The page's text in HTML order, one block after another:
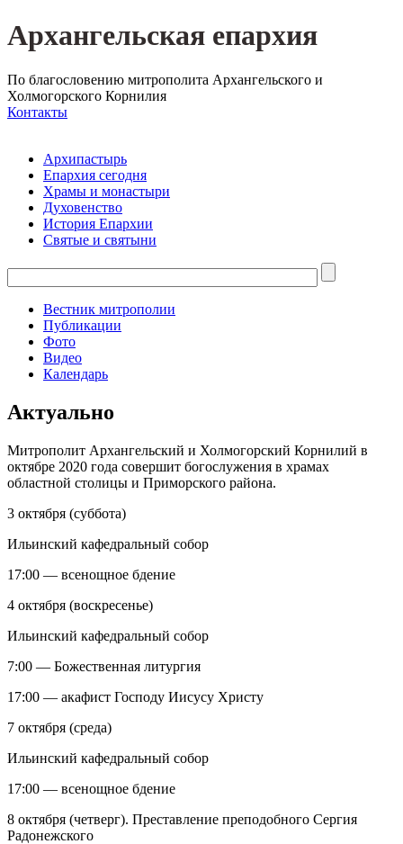
Архангельская епархия
По благословению митрополита Архангельского и
Холмогорского Корнилия
Контакты
Архипастырь
Епархия сегодня
Храмы и монастыри
Духовенство
История Епархии
Святые и святыни
Вестник митрополии
Публикации
Фото
Видео
Календарь
Актуально
Митрополит Архангельский и Холмогорский Корнилий в
октябре 2020 года совершит богослужения в храмах
областной столицы и Приморского района.
3 октября (суббота)
Ильинский кафедральный собор
17:00 — всенощное бдение
4 октября (воскресенье)
Ильинский кафедральный собор
7:00 — Божественная литургия
17:00 — акафист Господу Иисусу Христу
7 октября (среда)
Ильинский кафедральный собор
17:00 — всенощное бдение
8 октября (четверг). Преставление преподобного Сергия
Радонежского